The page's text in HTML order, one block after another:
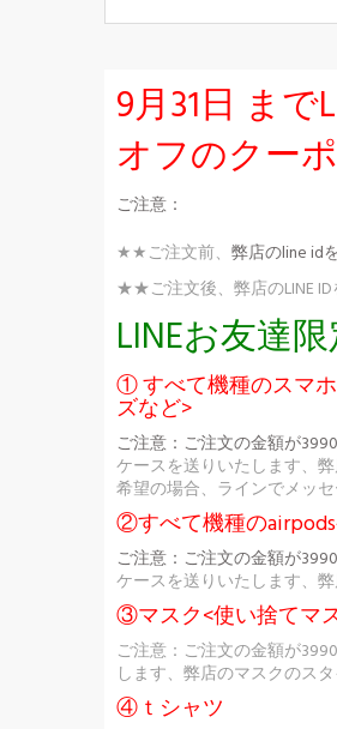
9月31日 ま
オフのクー
ご注意：
★★ご注文前、 弊店のline id
★★ご注文後、弊店のLINE
LINEお友達
① すべて機種のスマ
ズなど>
ご注意： ご注文の金額が
ケースを送りいたします、
希望の場合、ラインでメッ
②すべて機種の
ご注意： ご注文の金額が
ケースを送りいたします、
③マスク<使い捨てマ
ご注意：ご注文の金額が
します、弊店のマスクのス
④ｔシャツ